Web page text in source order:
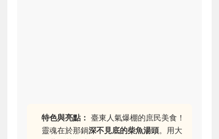
特色與亮點： 臺東人氣爆棚的庶民美食！
靈魂在於那鍋深不見底的柴魚湯頭。用大